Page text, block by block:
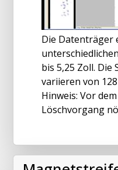
Die Datenträger
bis 5,25 Zoll. Die
variieren von
Hinweis: Vor
Löschvorgang